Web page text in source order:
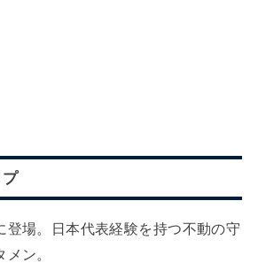
登場。日本代表経験を持つ不動の守
ン。